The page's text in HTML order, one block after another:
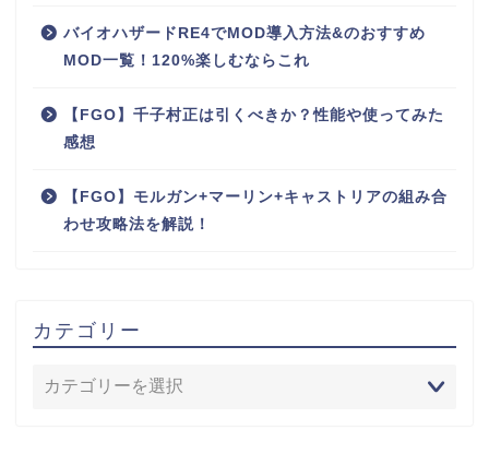
バイオハザードRE4でMOD導入方法&のおすすめ
MOD一覧！120%楽しむならこれ
【FGO】千子村正は引くべきか？性能や使ってみた
感想
【FGO】モルガン+マーリン+キャストリアの組み合
わせ攻略法を解説！
カテゴリー